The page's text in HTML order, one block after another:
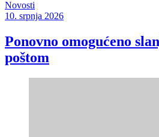
Novosti
10. srpnja 2026
Ponovno omogućeno
poštom